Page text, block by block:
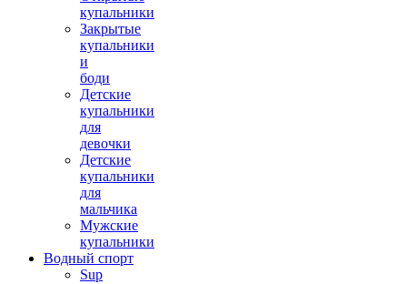
купальники
Закрытые
купальники
и
боди
Детские
купальники
для
девочки
Детские
купальники
для
мальчика
Мужские
купальники
Водный спорт
Sup